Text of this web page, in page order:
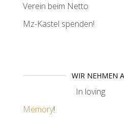
Verein beim Netto
Mz-Kastel spenden!
WIR NEHMEN
In loving
Memory!